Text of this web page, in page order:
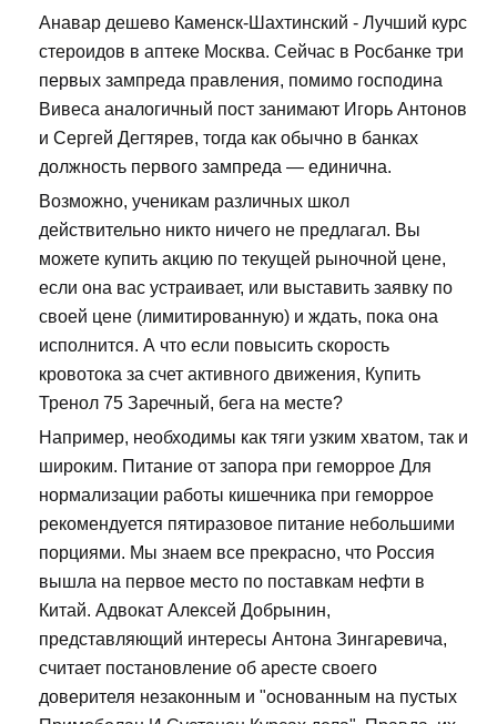
Анавар дешево Каменск-Шахтинский - Лучший курс
стероидов в аптеке Москва. Сейчас в Росбанке три
первых зампреда правления, помимо господина
Вивеса аналогичный пост занимают Игорь Антонов
и Сергей Дегтярев, тогда как обычно в банках
должность первого зампреда — единична.
Возможно, ученикам различных школ
действительно никто ничего не предлагал. Вы
можете купить акцию по текущей рыночной цене,
если она вас устраивает, или выставить заявку по
своей цене (лимитированную) и ждать, пока она
исполнится. А что если повысить скорость
кровотока за счет активного движения, Купить
Тренол 75 Заречный, бега на месте?
Например, необходимы как тяги узким хватом, так и
широким. Питание от запора при геморрое Для
нормализации работы кишечника при геморрое
рекомендуется пятиразовое питание небольшими
порциями. Мы знаем все прекрасно, что Россия
вышла на первое место по поставкам нефти в
Китай. Адвокат Алексей Добрынин,
представляющий интересы Антона Зингаревича,
считает постановление об аресте своего
доверителя незаконным и "основанным на пустых